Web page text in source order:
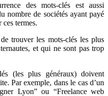
des mots-clés est aussi
nombre de sociétés ayant payé
termes.
trouver les mots-clés les plus
et qui ne sont pas trop
(les plus généraux) doivent
Par exemple, dans le cas d’un
Lyon” ou “Freelance web